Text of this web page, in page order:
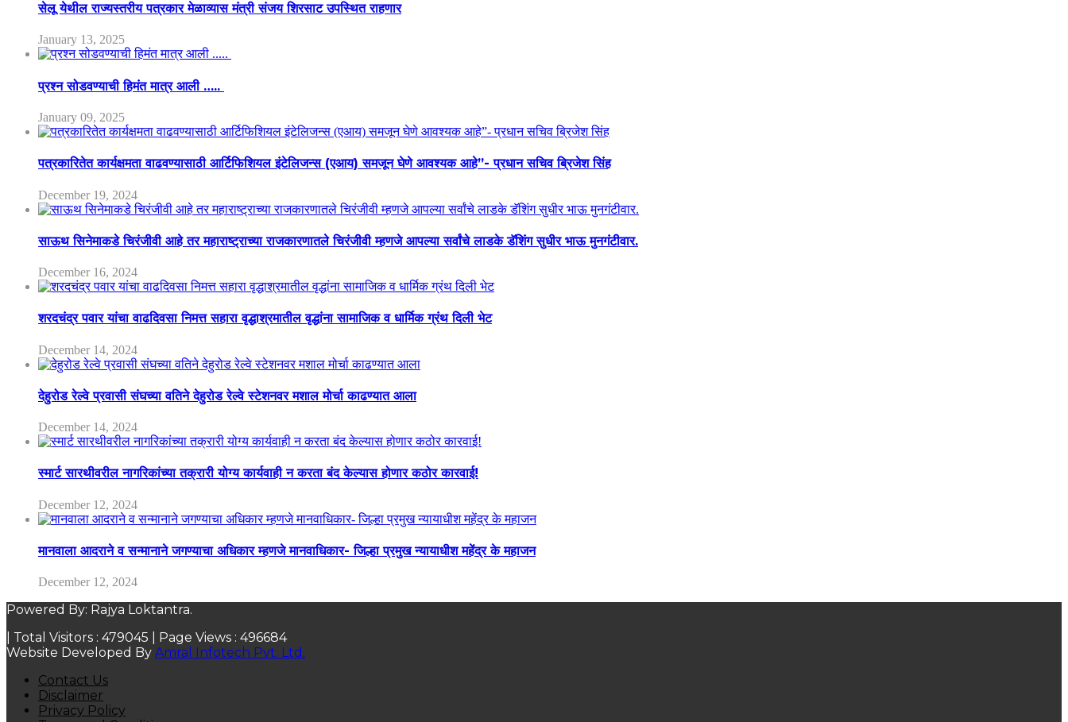
सेलू येथील राज्यस्तरीय पत्रकार मेळाव्यास मंत्री संजय शिरसाट उपस्थित राहणार
January 13, 2025
प्रश्न सोडवण्याची हिमंत मात्र आली …..
January 09, 2025
पत्रकारितेत कार्यक्षमता वाढवण्यासाठी आर्टिफिशियल इंटेलिजन्स (एआय) समजून घेणे आवश्यक आहे”- प्रधान सचिव ब्रिजेश सिंह
December 19, 2024
साऊथ सिनेमाकडे चिरंजीवी आहे तर महाराष्ट्राच्या राजकारणातले चिरंजीवी म्हणजे आपल्या सर्वांचे लाडके डॅशिंग सुधीर भाऊ मुनगंटीवार.
December 16, 2024
शरदचंद्र पवार यांचा वाढदिवसा निमत्त सहारा वृद्धाश्रमातील वृद्धांना सामाजिक व धार्मिक ग्रंथ दिली भेट
December 14, 2024
देहुरोड रेल्वे प्रवासी संघच्या वतिने देहुरोड रेल्वे स्टेशनवर मशाल मोर्चा काढण्यात आला
December 14, 2024
स्मार्ट सारथीवरील नागरिकांच्या तक्रारी योग्य कार्यवाही न करता बंद केल्यास होणार कठोर कारवाई!
December 12, 2024
मानवाला आदराने व सन्मानाने जगण्याचा अधिकार म्हणजे मानवाधिकार- जिल्हा प्रमुख न्यायाधीश महेंद्र के महाजन
December 12, 2024
Powered By: Rajya Loktantra.
| Total Visitors : 479045 | Page Views : 496684
Website Developed By Amral Infotech Pvt. Ltd.
Contact Us
Disclaimer
Privacy Policy